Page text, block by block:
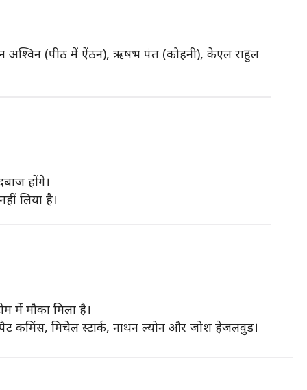
अश्विन (पीठ में ऐंठन), ऋषभ पंत (कोहनी), केएल राहुल
होंगे।
लिया है।
में मौका मिला है।
पैट कमिंस, मिचेल स्टार्क, नाथन ल्योन और जोश हेजलवुड।